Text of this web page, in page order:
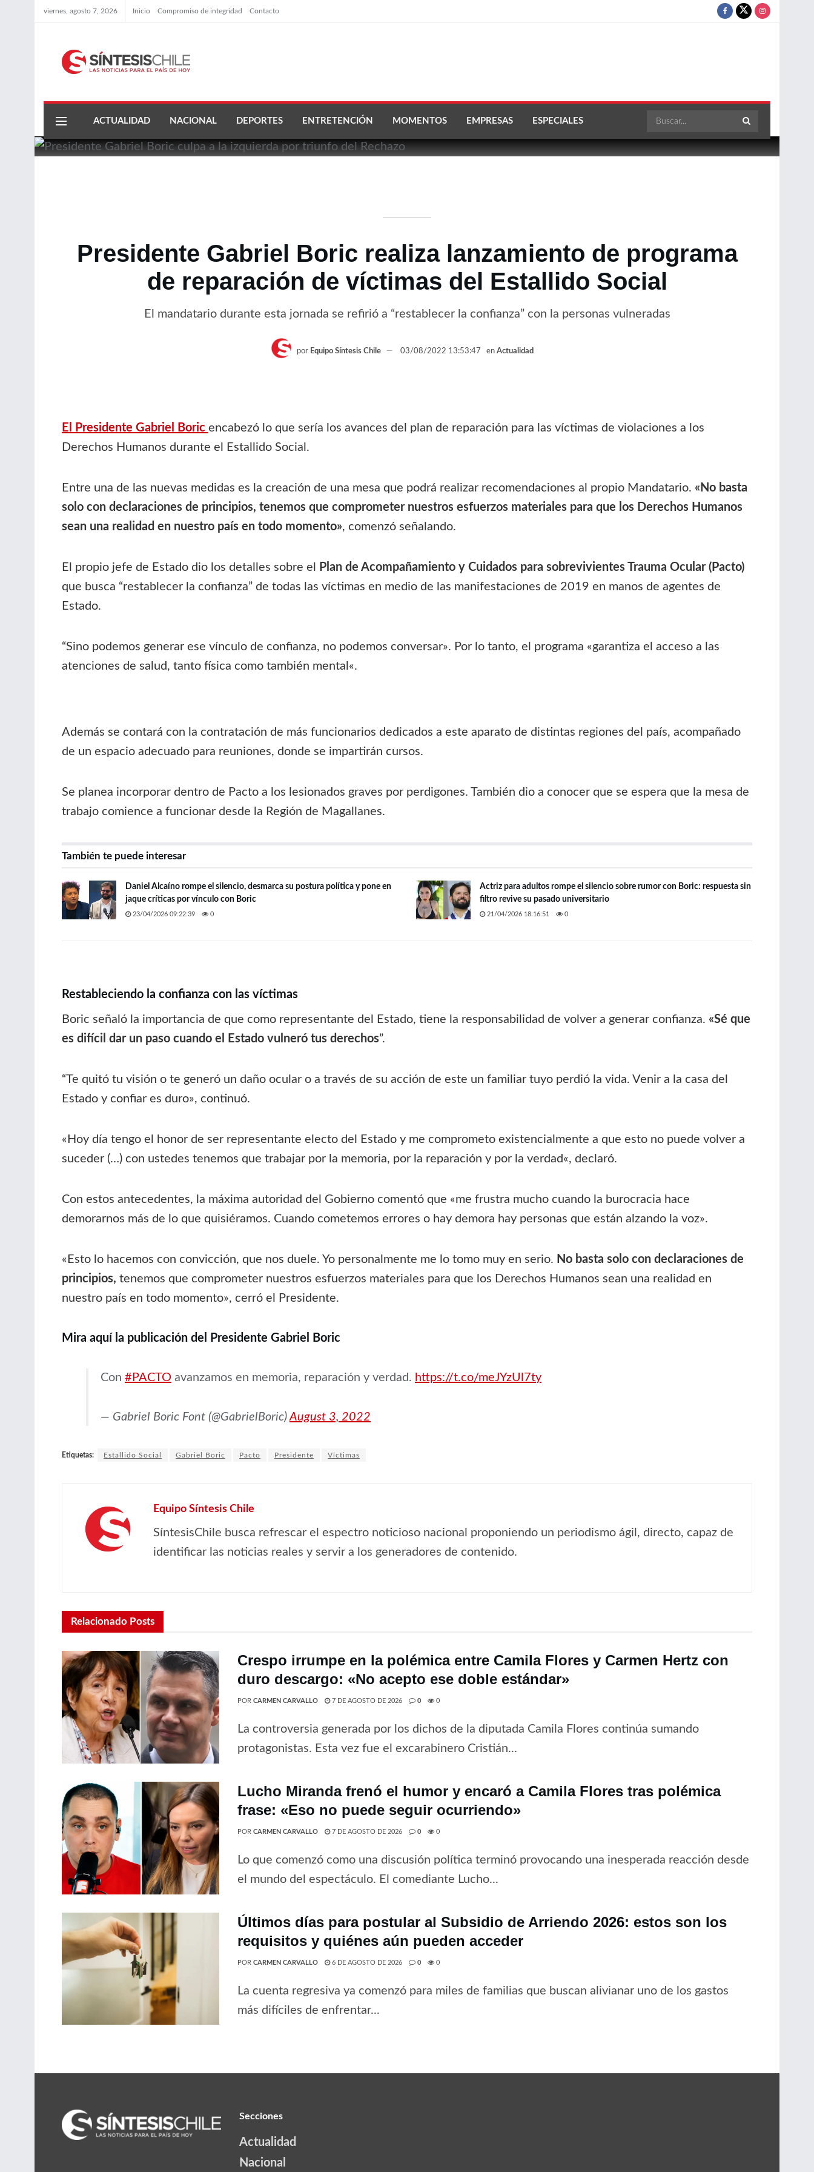
viernes, agosto 7, 2026 Inicio Compromiso de integridad Contacto
ACTUALIDAD NACIONAL DEPORTES ENTRETENCIÓN MOMENTOS EMPRESAS ESPECIALES
Presidente Gabriel Boric realiza lanzamiento de programa
de reparación de víctimas del Estallido Social
El mandatario durante esta jornada se refirió a “restablecer la confianza” con la personas vulneradas
por Equipo Síntesis Chile 03/08/2022 13:53:47 en Actualidad
El Presidente Gabriel Boric encabezó lo que sería los avances del plan de reparación para las víctimas de violaciones a los
Derechos Humanos durante el Estallido Social.
Entre una de las nuevas medidas es la creación de una mesa que podrá realizar recomendaciones al propio Mandatario. «No basta
solo con declaraciones de principios, tenemos que comprometer nuestros esfuerzos materiales para que los Derechos Humanos
sean una realidad en nuestro país en todo momento», comenzó señalando.
El propio jefe de Estado dio los detalles sobre el
Plan de Acompañamiento y Cuidados para sobrevivientes Trauma Ocular (Pacto)
que busca “restablecer la confianza” de todas las víctimas en medio de las manifestaciones de 2019 en manos de agentes de
Estado.
“Sino podemos generar ese vínculo de confianza, no podemos conversar». Por lo tanto, el programa «garantiza el acceso a las
atenciones de salud, tanto física como también mental «.
Además se contará con la contratación de más funcionarios dedicados a este aparato de distintas regiones del país, acompañado
de un espacio adecuado para reuniones, donde se impartirán cursos.
Se planea incorporar dentro de Pacto a los lesionados graves por perdigones. También dio a conocer que se espera que la mesa de
trabajo comience a funcionar desde la Región de Magallanes.
También te puede interesar
Daniel Alcaíno rompe el silencio, desmarca su postura política y pone en
jaque críticas por vínculo con Boric
23/04/2026 09:22:39 0
Actriz para adultos rompe el silencio sobre rumor con Boric: respuesta sin
filtro revive su pasado universitario
21/04/2026 18:16:51 0
Restableciendo la confianza con las víctimas
Boric señaló la importancia de que como representante del Estado, tiene la responsabilidad de volver a generar confianza. «Sé que
es difícil dar un paso cuando el Estado vulneró tus derechos”.
“Te quitó tu visión o te generó un daño ocular o a través de su acción de este un familiar tuyo perdió la vida. Venir a la casa del
Estado y confiar es duro», continuó.
«Hoy día tengo el honor de ser representante electo del Estado y me comprometo existencialmente a que esto no puede volver a
suceder (…) con ustedes tenemos que trabajar por la memoria, por la reparación y por la verdad «, declaró.
Con estos antecedentes, la máxima autoridad del Gobierno comentó que «me frustra mucho cuando la burocracia hace
demorarnos más de lo que quisiéramos. Cuando cometemos errores o hay demora hay personas que están alzando la voz».
«Esto lo hacemos con convicción, que nos duele. Yo personalmente me lo tomo muy en serio. No basta solo con declaraciones de
principios, tenemos que comprometer nuestros esfuerzos materiales para que los Derechos Humanos sean una realidad en
nuestro país en todo momento», cerró el Presidente.
Mira aquí la publicación del Presidente Gabriel Boric
Con #PACTO avanzamos en memoria, reparación y verdad. https://t.co/meJYzUl7ty
— Gabriel Boric Font (@GabrielBoric) August 3, 2022
Etiquetas: Estallido Social Gabriel Boric Pacto Presidente Víctimas
Equipo Síntesis Chile
SíntesisChile busca refrescar el espectro noticioso nacional proponiendo un periodismo ágil, directo, capaz de
identificar las noticias reales y servir a los generadores de contenido.
Relacionado Posts
Crespo irrumpe en la polémica entre Camila Flores y Carmen Hertz con
duro descargo: «No acepto ese doble estándar»
POR CARMEN CARVALLO 7 DE AGOSTO DE 2026 0 0
La controversia generada por los dichos de la diputada Camila Flores continúa sumando
protagonistas. Esta vez fue el excarabinero Cristián...
Lucho Miranda frenó el humor y encaró a Camila Flores tras polémica
frase: «Eso no puede seguir ocurriendo»
POR CARMEN CARVALLO 7 DE AGOSTO DE 2026 0 0
Lo que comenzó como una discusión política terminó provocando una inesperada reacción desde
el mundo del espectáculo. El comediante Lucho...
Últimos días para postular al Subsidio de Arriendo 2026: estos son los
requisitos y quiénes aún pueden acceder
POR CARMEN CARVALLO 6 DE AGOSTO DE 2026 0 0
La cuenta regresiva ya comenzó para miles de familias que buscan alivianar uno de los gastos
más difíciles de enfrentar...
Secciones
Actualidad
Nacional